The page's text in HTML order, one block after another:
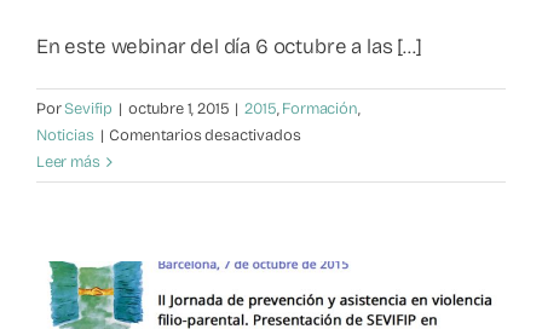
En este webinar del día 6 octubre a las [...]
PorSevifip | octubre 1, 2015 | 2015,Formación,
Noticias | Comentarios desactivadosen
online
Filio-
Parental
Leer más